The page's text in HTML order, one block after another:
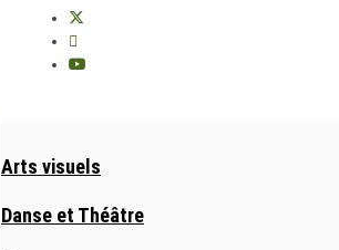
Arts visuels
Danse et Théâtre